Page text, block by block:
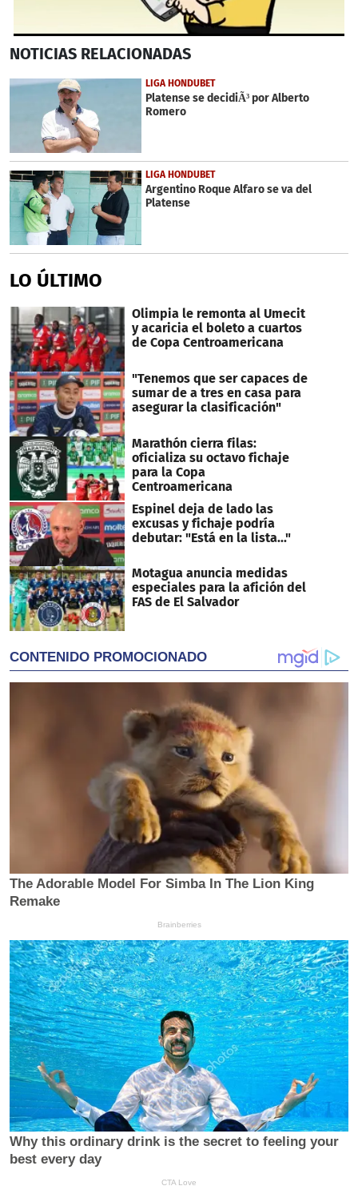
seconds
2
minutes,
seconds
NOTICIAS RELACIONADAS
LIGA HONDUBET
Platense se decidiÃ³ por Alberto
Romero
LIGA HONDUBET
Argentino Roque Alfaro se va del
Platense
LO ÚLTIMO
Olimpia le remonta al Umecit
y acaricia el boleto a cuartos
de Copa Centroamericana
"Tenemos que ser capaces de
sumar de a tres en casa para
asegurar la clasificación"
Marathón cierra filas:
oficializa su octavo fichaje
para la Copa
Centroamericana
Espinel deja de lado las
excusas y fichaje podría
debutar: "Está en la lista..."
Motagua anuncia medidas
especiales para la afición del
FAS de El Salvador